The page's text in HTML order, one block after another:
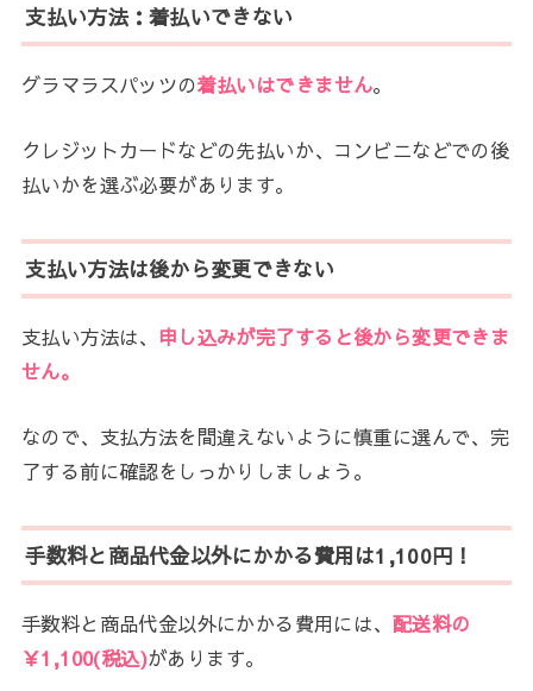
支払い方法：着払いできない
グラマラスパッツの着払いはできません。
クレジットカードなどの先払いか、コンビニなどでの後
払いかを選ぶ必要があります。
支払い方法は後から変更できない
支払い方法は、 申し込みが完了すると後から変更できま
せん。
なので、支払方法を間違えないように慎重に選んで、完
了する前に確認をしっかりしましょう。
手数料と商品代金以外にかかる費用は1,100円！
手数料と商品代金以外にかかる費用には、 配送料の
￥1,100(税込)があります。